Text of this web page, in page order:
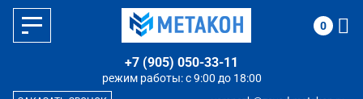
режим работы: с 9:00 до 18:00
+7 (905) 050-33-11
0